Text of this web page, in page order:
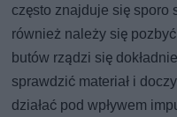
często znajduje się sporo
również należy się
butów rządzi się
sprawdzić materiał i
działać pod wpływem